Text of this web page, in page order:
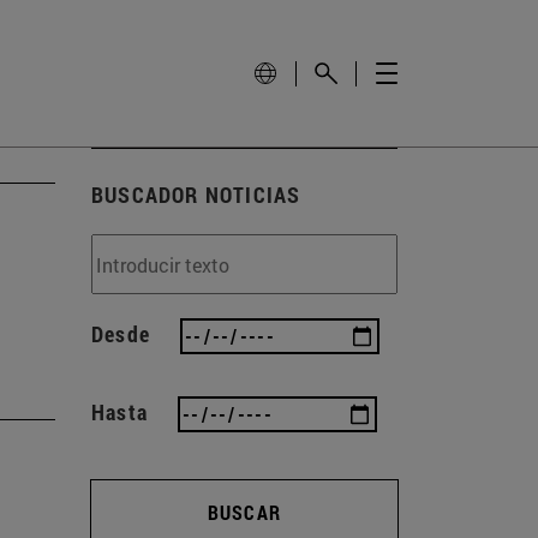
BUSCADOR NOTICIAS
Desde
Hasta
BUSCAR